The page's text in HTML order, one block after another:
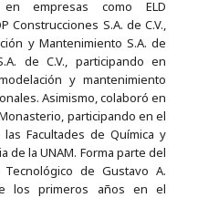
en empresas como ELD
Construcciones S.A. de C.V.,
y Mantenimiento S.A. de
de C.V., participando en
y mantenimiento
Asimismo, colaboró en
participando en el
Facultades de Química y
de la UNAM. Forma parte del
de Gustavo A.
los primeros años en el